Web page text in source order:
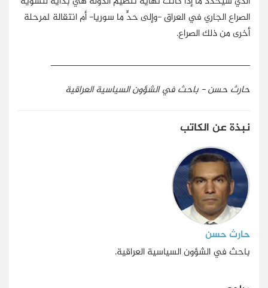
الصراع الجاري في العراق -وإلى حدٍّ ما سوريا- أم انتقالة لمرحلة
أخرى من ذلك الصراع.
_____________________________________
حارث حسن - باحث في الشؤون السياسية العراقية
نبذة عن الكاتب
حارث حسن
باحث في الشؤون السياسية العراقية.